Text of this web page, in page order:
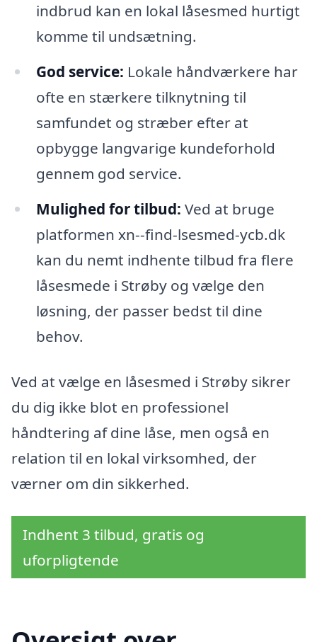
indbrud kan en lokal låsesmed hurtigt
komme til undsætning.
God service: Lokale håndværkere har
ofte en stærkere tilknytning til
samfundet og stræber efter at
opbygge langvarige kundeforhold
gennem god service.
Mulighed for tilbud: Ved at bruge
platformen xn--find-lsesmed-ycb.dk
kan du nemt indhente tilbud fra flere
låsesmede i Strøby og vælge den
løsning, der passer bedst til dine
behov.
Ved at vælge en låsesmed i Strøby sikrer
du dig ikke blot en professionel
håndtering af dine låse, men også en
relation til en lokal virksomhed, der
værner om din sikkerhed.
Indhent 3 tilbud, gratis og
uforpligtende